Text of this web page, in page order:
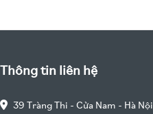
Thông tin liên hệ
39 Tràng Thi - Cửa Nam - Hà Nội